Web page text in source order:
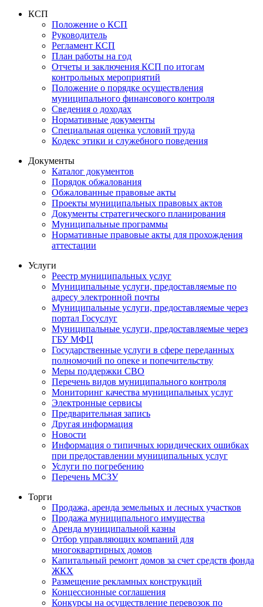
КСП
Положение о КСП
Руководитель
Регламент КСП
План работы на год
Отчеты и заключения КСП по итогам
контрольных мероприятий
Положение о порядке осуществления
муниципального финансового контроля
Сведения о доходах
Нормативные документы
Специальная оценка условий труда
Кодекс этики и служебного поведения
Документы
Каталог документов
Порядок обжалования
Обжалованные правовые акты
Проекты муниципальных правовых актов
Документы стратегического планирования
Муниципальные программы
Нормативные правовые акты для прохождения
аттестации
Услуги
Реестр муниципальных услуг
Муниципальные услуги, предоставляемые по
адресу электронной почты
Муниципальные услуги, предоставляемые через
портал Госуслуг
Муниципальные услуги, предоставляемые через
ГБУ МФЦ
Государственные услуги в сфере переданных
полномочий по опеке и попечительству
Меры поддержки СВО
Перечень видов муниципального контроля
Мониторинг качества муниципальных услуг
Электронные сервисы
Предварительная запись
Другая информация
Новости
Информация о типичных юридических ошибках
при предоставлении муниципальных услуг
Услуги по погребению
Перечень МСЗУ
Торги
Продажа, аренда земельных и лесных участков
Продажа муниципального имущества
Аренда муниципальной казны
Отбор управляющих компаний для
многоквартирных домов
Капитальный ремонт домов за счет средств фонда
ЖКХ
Размещение рекламных конструкций
Концессионные соглашения
Конкурсы на осуществление перевозок по